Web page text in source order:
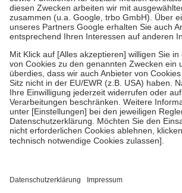
Zuzahlung zehn Prozent der Kosten sowie
Verordnung.
Um das Engagement der Versicherten für ihre
stärken und die besondere Stellung der Familie
fallenkeine Zuzahlungenan bei:
• Kindern und Jugendlichen bis zum
mit Ausnahme der Fahrkosten
• Untersuchungen zur Vorsorge und
GKV getragen werden
• empfohlenen Schutzimpfungen
• Harn- und Blutteststreifen
getroffen, um sicherzustellen, dass es sich um